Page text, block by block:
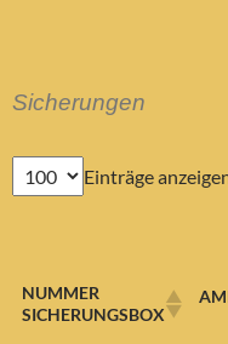
Sicherungen
Einträge
NUMMER
SICHERUNGSBOX